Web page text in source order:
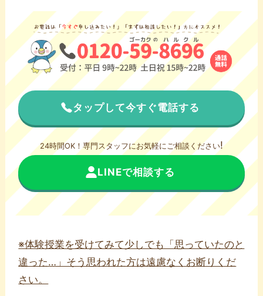
タップして今すぐ電話する
24時間OK！専門スタッフにお気軽にご相談ください!
LINEで相談する
※体験授業を受けてみて少しでも「思っていたのと
違った…」そう思われた方は遠慮なくお断りくだ
さい。